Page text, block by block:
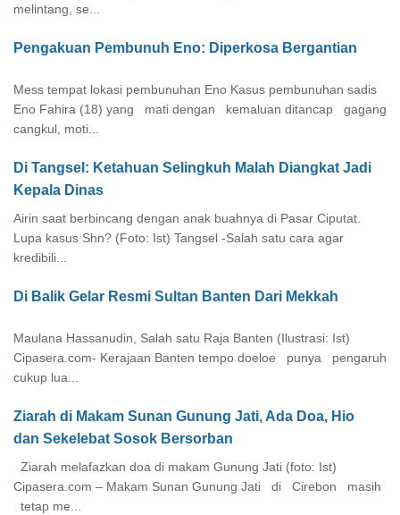
melintang, se...
Pengakuan Pembunuh Eno: Diperkosa Bergantian
Mess tempat lokasi pembunuhan Eno Kasus pembunuhan sadis
Eno Fahira (18) yang mati dengan kemaluan ditancap gagang
cangkul, moti...
Di Tangsel: Ketahuan Selingkuh Malah Diangkat Jadi
Kepala Dinas
Airin saat berbincang dengan anak buahnya di Pasar Ciputat.
Lupa kasus Shn? (Foto: Ist) Tangsel -Salah satu cara agar
kredibili...
Di Balik Gelar Resmi Sultan Banten Dari Mekkah
Maulana Hassanudin, Salah satu Raja Banten (Ilustrasi: Ist)
Cipasera.com- Kerajaan Banten tempo doeloe punya pengaruh
cukup lua...
Ziarah di Makam Sunan Gunung Jati, Ada Doa, Hio
dan Sekelebat Sosok Bersorban
Ziarah melafazkan doa di makam Gunung Jati (foto: Ist)
Cipasera.com – Makam Sunan Gunung Jati di Cirebon masih
tetap me...